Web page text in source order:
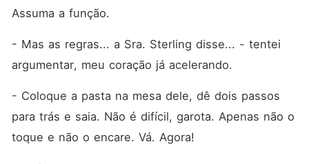
Assuma a função.
- Mas as regras... a Sra. Sterling disse... - tentei
argumentar, meu coração já acelerando.
- Coloque a pasta na mesa dele, dê dois passos
para trás e saia. Não é difícil, garota. Apenas não o
toque e não o encare. Vá. Agora!